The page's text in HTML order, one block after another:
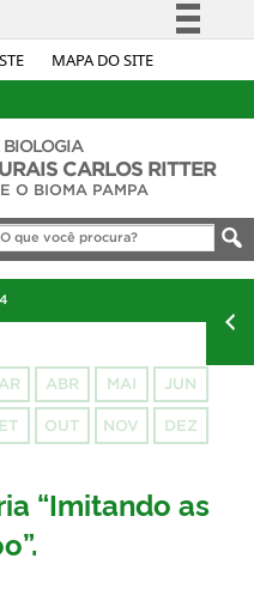
MAPA DO SITE
Simplifique!
Acesso à informação
Legislação
Canais
BIOLOGIA
CARLOS RITTER
O BIOMA PAMPA
ABR MAI JUN
OUT NOV DEZ
“Imitando as